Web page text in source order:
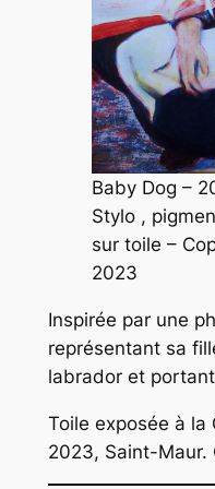
Baby Dog –
Stylo ,
sur toile –
2023
Inspirée par une
représentant sa
labrador et
Toile exposée à la
2023, Saint-Maur.